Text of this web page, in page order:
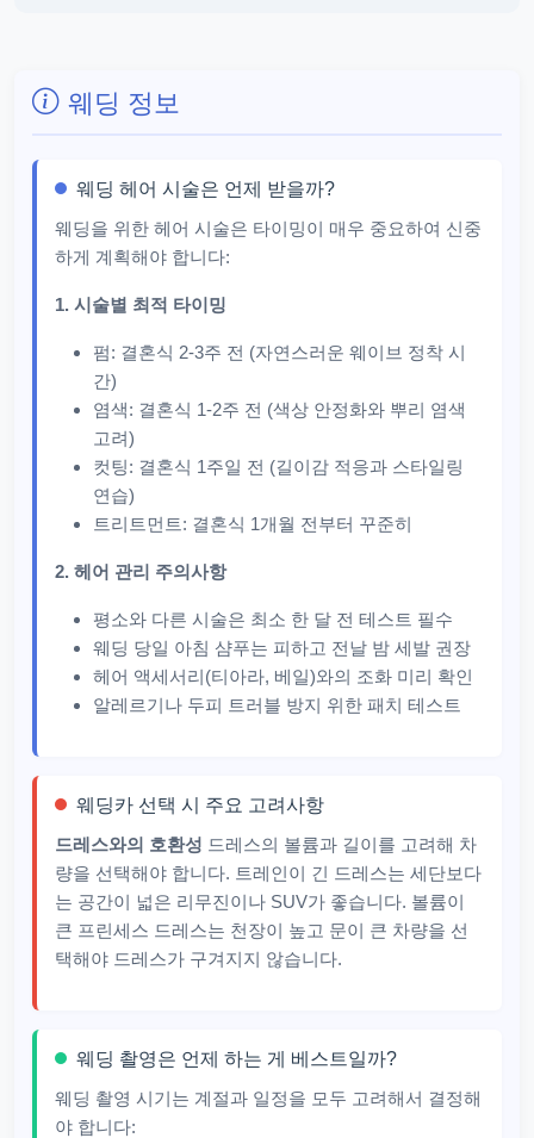
웨딩 정보
웨딩 헤어 시술은 언제 받을까?
웨딩을 위한 헤어 시술은 타이밍이 매우 중요하여 신중
하게 계획해야 합니다:
1. 시술별 최적 타이밍
펌: 결혼식 2-3주 전 (자연스러운 웨이브 정착 시
간)
염색: 결혼식 1-2주 전 (색상 안정화와 뿌리 염색
고려)
컷팅: 결혼식 1주일 전 (길이감 적응과 스타일링
연습)
트리트먼트: 결혼식 1개월 전부터 꾸준히
2. 헤어 관리 주의사항
평소와 다른 시술은 최소 한 달 전 테스트 필수
웨딩 당일 아침 샴푸는 피하고 전날 밤 세발 권장
헤어 액세서리(티아라, 베일)와의 조화 미리 확인
알레르기나 두피 트러블 방지 위한 패치 테스트
웨딩카 선택 시 주요 고려사항
드레스와의 호환성 드레스의 볼륨과 길이를 고려해 차
량을 선택해야 합니다. 트레인이 긴 드레스는 세단보다
는 공간이 넓은 리무진이나 SUV가 좋습니다. 볼륨이
큰 프린세스 드레스는 천장이 높고 문이 큰 차량을 선
택해야 드레스가 구겨지지 않습니다.
웨딩 촬영은 언제 하는 게 베스트일까?
웨딩 촬영 시기는 계절과 일정을 모두 고려해서 결정해
야 합니다: